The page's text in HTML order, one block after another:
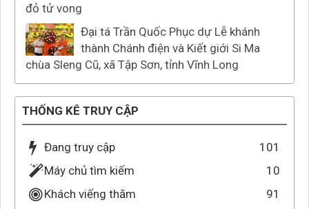
đỏ tử vong
Đại tá Trần Quốc Phục dự Lễ khánh
thành Chánh điện và Kiết giới Si Ma
chùa Sleng Cũ, xã Tập Sơn, tỉnh Vĩnh Long
THỐNG KÊ TRUY CẬP
Đang truy cập
101
Máy chủ tìm kiếm
10
Khách viếng thăm
91